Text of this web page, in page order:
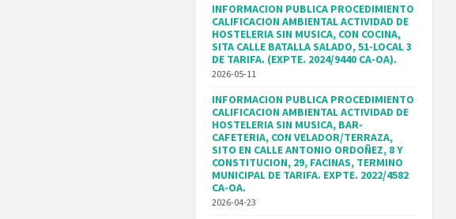
INFORMACION PUBLICA PROCEDIMIENTO
CALIFICACION AMBIENTAL ACTIVIDAD DE
HOSTELERIA SIN MUSICA, CON COCINA,
SITA CALLE BATALLA SALADO, 51-LOCAL 3
DE TARIFA. (EXPTE. 2024/9440 CA-OA).
2026-05-11
INFORMACION PUBLICA PROCEDIMIENTO
CALIFICACION AMBIENTAL ACTIVIDAD DE
HOSTELERIA SIN MUSICA, BAR-
CAFETERIA, CON VELADOR/TERRAZA,
SITO EN CALLE ANTONIO ORDOÑEZ, 8 Y
CONSTITUCION, 29, FACINAS, TERMINO
MUNICIPAL DE TARIFA. EXPTE. 2022/4582
CA-OA.
2026-04-23